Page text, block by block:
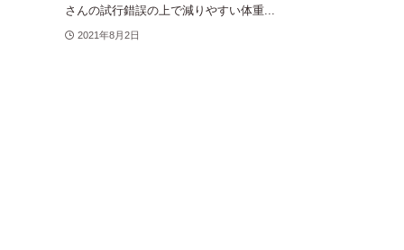
さんの試行錯誤の上で減りやすい体重...
2021年8月2日